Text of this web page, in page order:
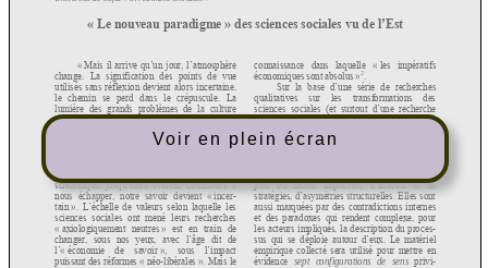
Voir en plein écran